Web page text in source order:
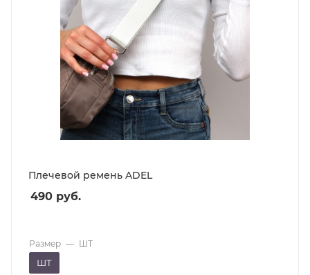
Плечевой ремень ADEL
490 руб.
Размер — ШТ
ШТ